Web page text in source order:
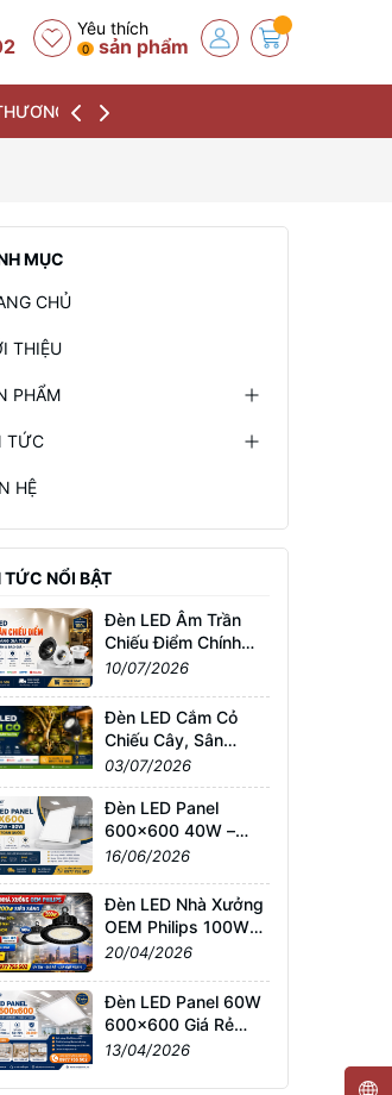
Yêu thích
0 sản phẩm
HIỆU
MỤC
CHỦ
THIỆU
PHẨM
TỨC
HỆ
TỨC NỔI BẬT
Đèn LED Âm Trần
Chiếu Điểm Chính
Hãng Giá Tốt | Tư
10/07/2026
Đèn LED Cắm Cỏ
Chiếu Cây, Sân
Vườn Giá Tốt –
Chống Nước IP65,
Bảo Hành Chính
Hãng
03/07/2026
Đèn LED Panel
600x600 40W –
60W – 80W Giá Sỉ &
16/06/2026
Đèn LED Nhà Xưởng
OEM Philips 100W–
200W Siêu Sáng –
Hành 3 Năm
20/04/2026
Đèn LED Panel 60W
600x600 Giá Rẻ
TPHCM – Sáng
13/04/2026